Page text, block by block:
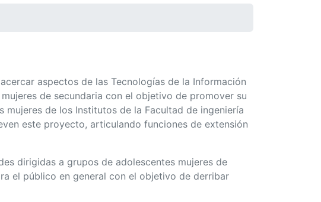
aspectos de las Tecnologías de la Información
de secundaria con el objetivo de promover su
de los Institutos de la Facultad de ingeniería
este proyecto, articulando funciones de extensión
dirigidas a grupos de adolescentes mujeres de
el público en general con el objetivo de derribar